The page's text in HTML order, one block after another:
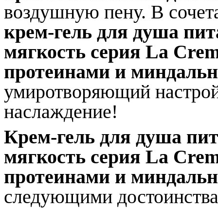
воздушную пену. В
крем-гель для душа
мягкость серия La
протеинами и
умиротворяющий
наслаждение!
Крем-гель для душа
мягкость серия La
протеинами и
следующими